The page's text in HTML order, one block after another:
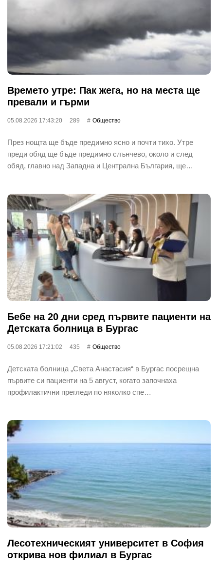
Времето утре: Пак жега, но на места ще
превали и гърми
05.08.2026 17:43:20 289 Общество
През нощта ще бъде предимно ясно и почти тихо. Утре
преди обяд ще бъде предимно слънчево, около и след
обяд, главно над Западна и Централна България, ще…
Бебе на 20 дни сред първите пациенти на
Детската болница в Бургас
05.08.2026 17:21:02 435 Общество
Детската болница „Света Анастасия“ в Бургас посрещна
първите си пациенти на 5 август, когато започнаха
профилактични прегледи по няколко спе…
Лесотехническият университет в София
открива нов филиал в Бургас